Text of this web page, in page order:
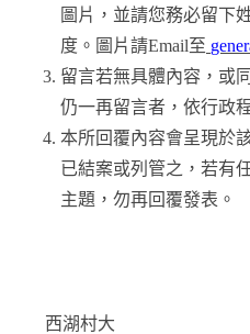
圖片，並請您務必留下
度。圖片請Email至
留言若無具體內容，或
仍一再留言者，依行政
本所回覆內容會呈現於
已結案或列管之，若有
主題，勿再回覆發表。
西湖村大